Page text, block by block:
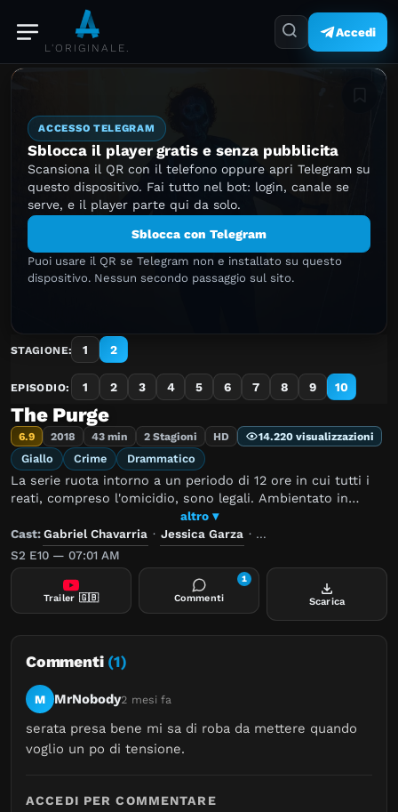
L'ORIGINALE.
Accedi
ACCESSO TELEGRAM
Sblocca il player gratis e senza pubblicita
Scansiona il QR con il telefono oppure apri Telegram su
questo dispositivo. Fai tutto nel bot: login, canale se
serve, e il player parte qui da solo.
Sblocca con Telegram
Puoi usare il QR se Telegram non e installato su questo
dispositivo. Nessun secondo passaggio sul sito.
STAGIONE: 1 2
EPISODIO: 1 2 3 4 5 6 7 8 9 10
The Purge
6.9 2018 43 min 2 Stagioni HD 14.220 visualizzazioni
Giallo Crime Drammatico
La serie ruota intorno a un periodo di 12 ore in cui tutti i
reati, compreso l'omicidio, sono legali. Ambientato in
un'America distopica governata da un partito politico
totalitario, si vedono diversi personaggi apparentemente
non collegati che vivono in una piccola città. Quando
l'orologio si ferma, ogni personaggio è costretto a fare i
conti con il proprio passato, mentre scopre quanto a lungo
riuscirà a sopravvivere alla notte.
altro ▾
Cast:Gabriel Chavarria · Jessica Garza · Hannah Emily Anderson
S2 E10 — 07:01 AM
Trailer 🇬🇧 Commenti
1
Scarica
Commenti (1)
M MrNobody2 mesi fa
serata presa bene mi sa di roba da mettere quando
voglio un po di tensione.
ACCEDI PER COMMENTARE